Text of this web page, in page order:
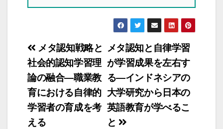
投
稿
ナ
ビ
ゲ
メタ認知と自律学習
が学習成果を左右す
る―インドネシアの
大学研究から日本の
英語教育が学べるこ
と
メタ認知戦略と
社会的認知学習理
論の融合―職業教
育における自律的
学習者の育成を考
える